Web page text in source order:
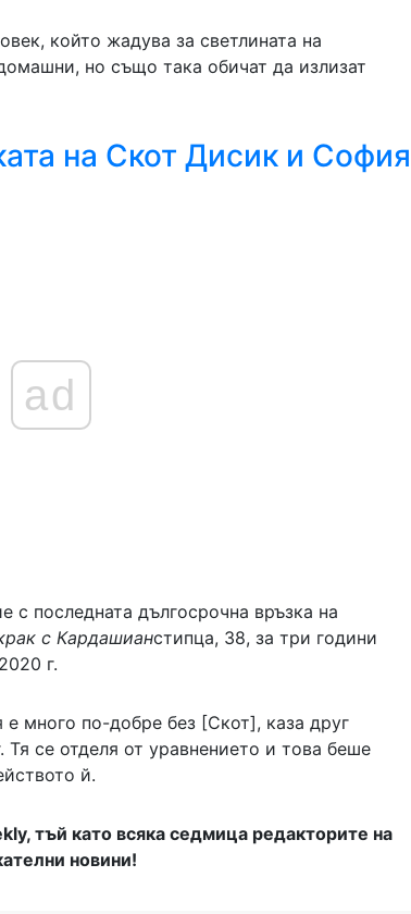
който жадува за светлината на
но също така обичат да излизат
на Скот Дисик и София
ad
с последната дългосрочна връзка на
с Кардашианстипца, 38, за три години
г.
много по-добре без [Скот], каза друг
Тя се отделя от уравнението и това беше
й.
тъй като всяка седмица редакторите на
новини!